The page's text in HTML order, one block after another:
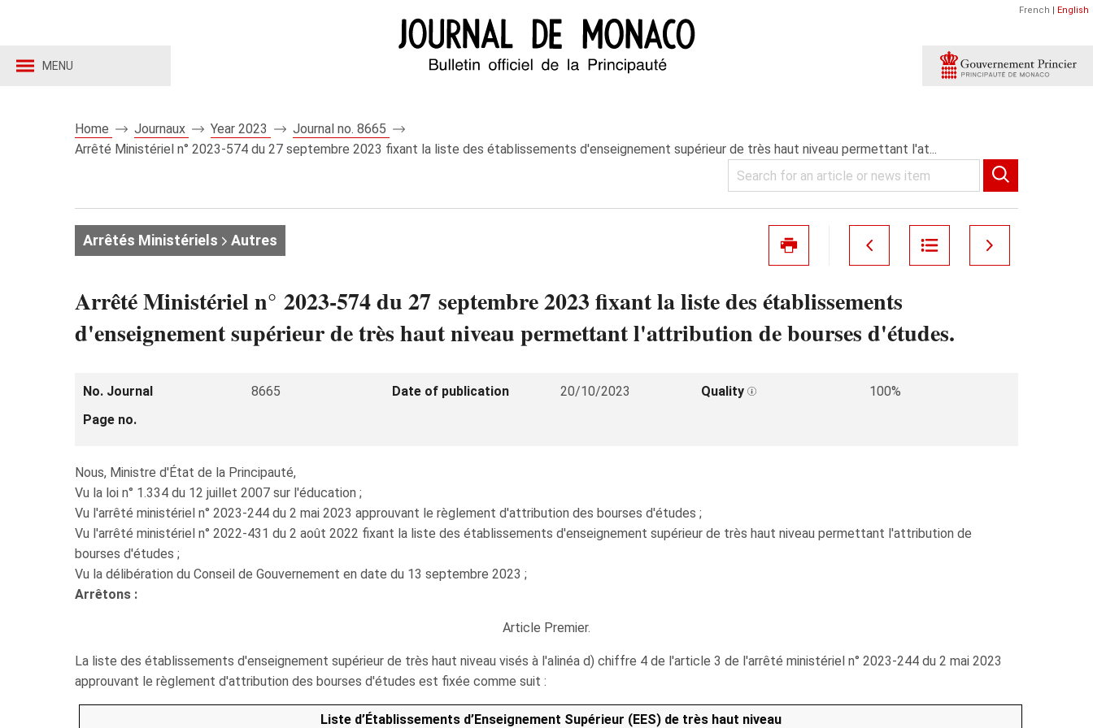
MENU
French | English
Home Journaux Year 2023
Journal no. 8665
Arrêté Ministériel n° 2023-574 du 27 septembre 2023 fixant la liste des établissements d'enseignement supérieur de très haut niveau permettant l'at...
Arrêtés Ministériels Autres
Arrêté Ministériel n° 2023-574 du 27 septembre 2023 fixant la liste des établissements
d'enseignement supérieur de très haut niveau permettant l'attribution de bourses d'études.
No. Journal 8665 Date of publication 20/10/2023 Quality
100%
Page no.
Nous, Ministre d'État de la Principauté,
Vu la loi n° 1.334 du 12 juillet 2007 sur l'éducation ;
Vu l'arrêté ministériel n° 2023-244 du 2 mai 2023 approuvant le règlement d'attribution des bourses d'études ;
Vu l'arrêté ministériel n° 2022-431 du 2 août 2022 fixant la liste des établissements d'enseignement supérieur de très haut niveau permettant l'attribution de
bourses d'études ;
Vu la délibération du Conseil de Gouvernement en date du 13 septembre 2023 ;
Arrêtons :
Article Premier.
La liste des établissements d'enseignement supérieur de très haut niveau visés à l'alinéa d) chiffre 4 de l'article 3 de l'arrêté ministériel n° 2023-244 du 2 mai 2023
approuvant le règlement d'attribution des bourses d'études est fixée comme suit :
Liste d’Établissements d’Enseignement Supérieur (EES) de très haut niveau